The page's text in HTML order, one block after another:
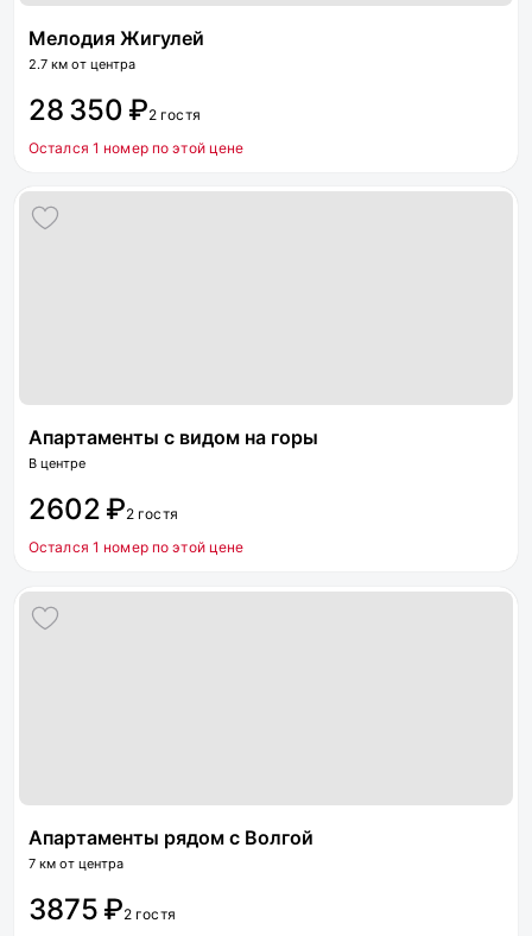
Мелодия Жигулей
2.7 км от центра
28 350 ₽2 гостя
Остался 1 номер по этой цене
Апартаменты с видом на горы
В центре
2602 ₽2 гостя
Остался 1 номер по этой цене
Апартаменты рядом с Волгой
7 км от центра
3875 ₽2 гостя